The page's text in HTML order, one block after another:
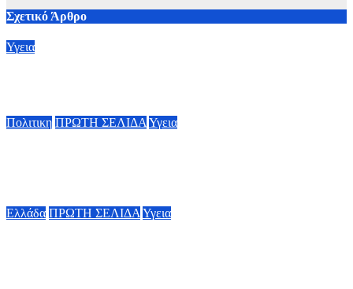
Σχετικό Άρθρο
Υγεια
Πολιτικη ΠΡΩΤΗ ΣΕΛΙΔΑΥγεια
Ελλάδα ΠΡΩΤΗ ΣΕΛΙΔΑ Υγεια